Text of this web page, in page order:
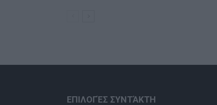
ΕΠΙΛΟΓΈΣ ΣΥΝΤΆΚΤΗ